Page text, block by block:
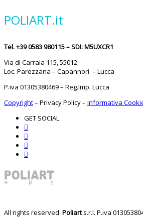
POLIART.it
Tel. +39 0583 980115 – SDI: M5UXCR1
Via di Carraia 115, 55012
Loc. Parezzana – Capannori – Lucca
P.iva 01305380469 – Reg.Imp. Lucca
Copyright– Privacy Policy– Informativa
GET SOCIAL
All rights reserved. Poliarts.r.l. P.iva